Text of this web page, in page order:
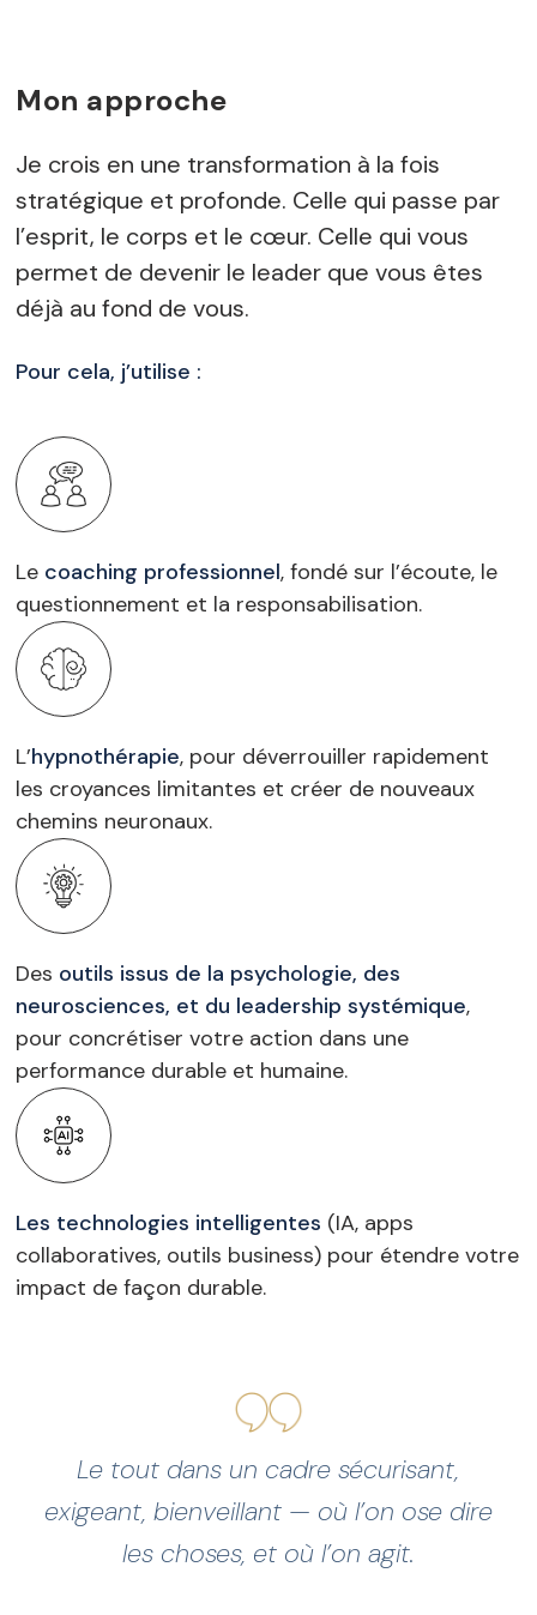
Mon approche
Je crois en une transformation à la fois
stratégique et profonde. Celle qui passe par
l’esprit, le corps et le cœur. Celle qui vous
permet de devenir le leader que vous êtes
déjà au fond de vous.
Pour cela, j’utilise :
Le coaching professionnel, fondé sur l’écoute, le
questionnement et la responsabilisation.
L’hypnothérapie, pour déverrouiller rapidement
les croyances limitantes et créer de nouveaux
chemins neuronaux.
Des outils issus de la psychologie, des
neurosciences, et du leadership systémique,
pour concrétiser votre action dans une
performance durable et humaine.
Les technologies intelligentes (IA, apps
collaboratives, outils business) pour étendre votre
impact de façon durable.
Le tout dans un cadre sécurisant,
exigeant, bienveillant — où l’on ose dire
les choses, et où l’on agit.